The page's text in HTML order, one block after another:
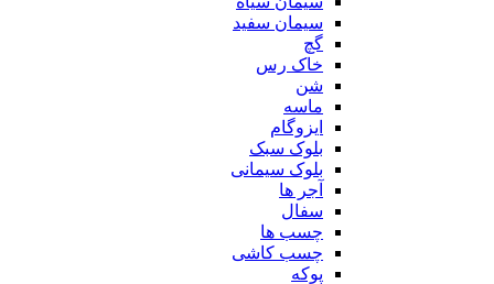
سیمان سفید
گچ
خاک رس
شن
ماسه
ایزوگام
بلوک سبک
بلوک سیمانی
آجر ها
سفال
چسب ها
چسب کاشی
پوکه